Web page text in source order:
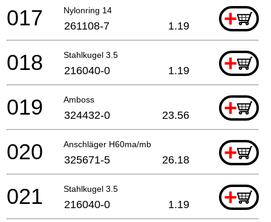
Nylonring 14 +
017 261108-7 1.19
Stahlkugel 3.5 +
018 216040-0 1.19
Amboss +
019 324432-0 23.56
Anschläger H60ma/mb +
020 325671-5 26.18
Stahlkugel 3.5 +
021 216040-0 1.19